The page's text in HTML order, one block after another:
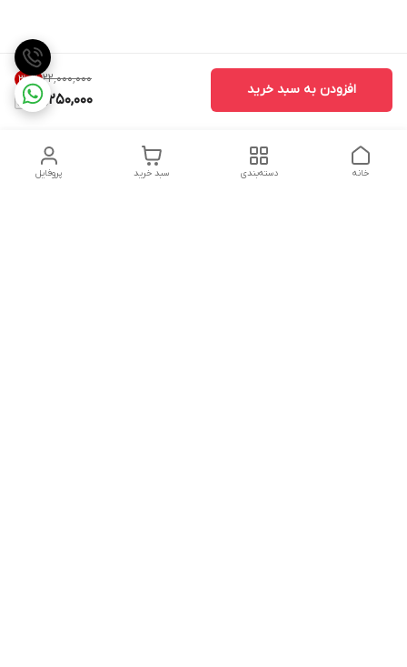
۲۲٬۰۰۰٬۰۰۰ 30%
15,250,000
افزودن به سبد خرید
پروفایل سبد خرید دسته‌بندی خانه